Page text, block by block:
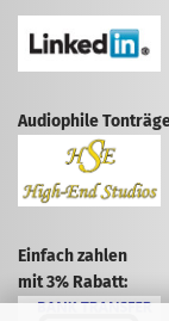
Audiophile
Einfach zahlen
mit 3% Rabatt: